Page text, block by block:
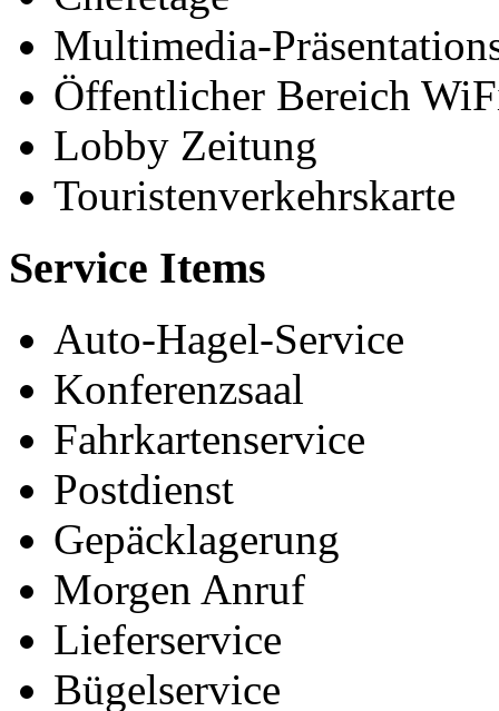
Multimedia-
Öffentlicher Bereich
Lobby Zeitung
Touristenverkehrskarte
Service Items
Auto-Hagel-Service
Konferenzsaal
Fahrkartenservice
Postdienst
Gepäcklagerung
Morgen Anruf
Lieferservice
Bügelservice